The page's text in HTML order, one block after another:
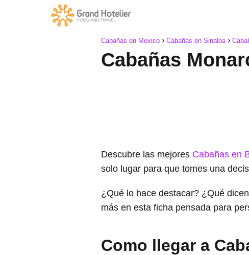
Cabañas en Mexico Cabañas en Sinaloa
Cabañas
Descubre las mejores Cabañas en
solo lugar para que tomes una
¿Qué lo hace destacar? ¿Qué
más en esta ficha pensada para
Como llegar a